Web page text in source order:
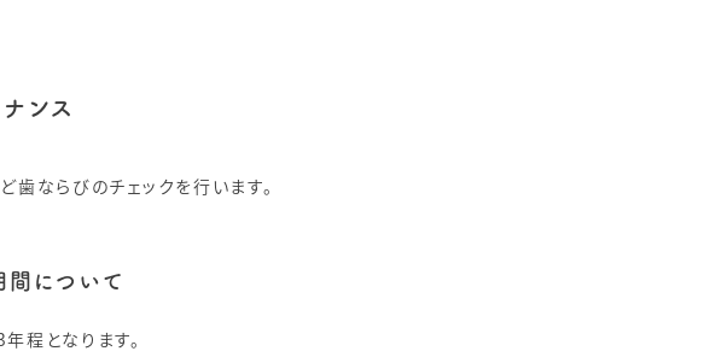
ンス
歯ならびのチェックを行います。
間について
程となります。